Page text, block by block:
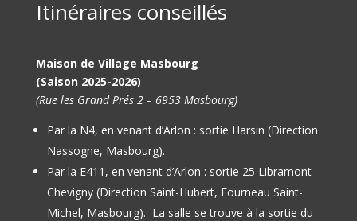
Itinéraires conseillés
Maison de Village Masbourg
(Saison 2025-2026)
(Rue les Grand Prés 2 – 6953 Masbourg)
Par la N4, en venant d’Arlon : sortie Harsin (Direction
Nassogne, Masbourg).
Par la E411, en venant d’Arlon : sortie 25 Libramont-
Chevigny (Direction Saint-Hubert, Fourneau Saint-
Michel, Masbourg). La salle se trouve à la sortie du